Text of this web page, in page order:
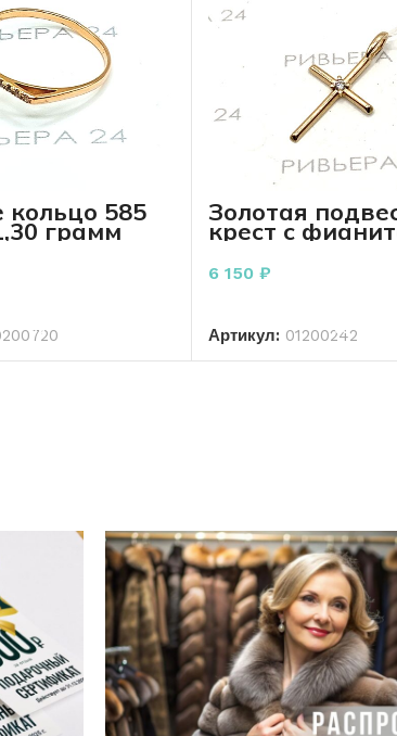
кольцо 585
грамм
Золотая
крест с
пробы 0.82
6 150₽
Артикул: 01200242